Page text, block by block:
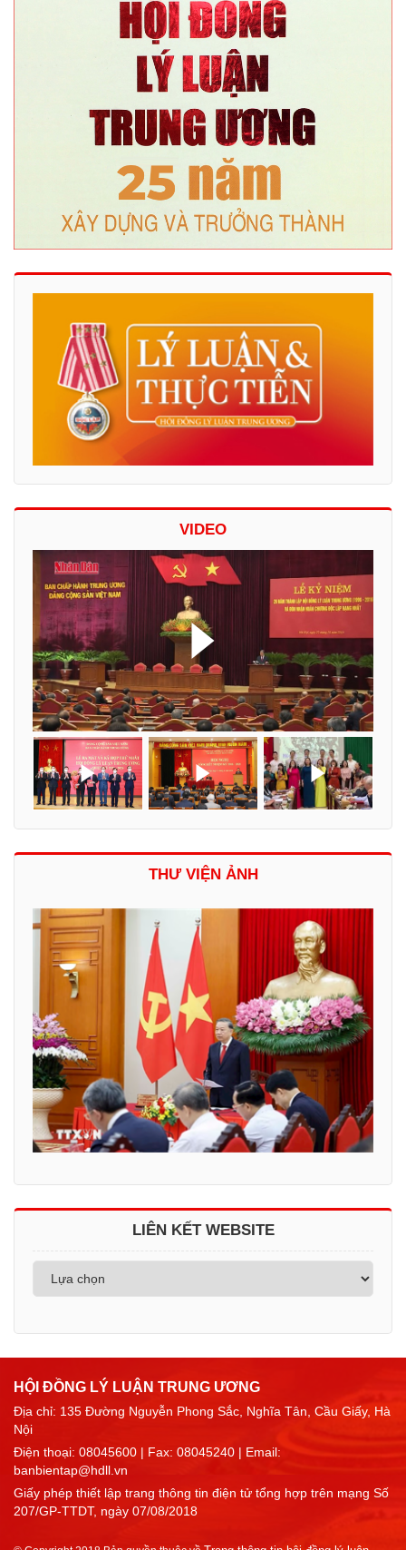
VIDEO
THƯ VIỆN ẢNH
LIÊN KẾT WEBSITE
HỘI ĐỒNG LÝ LUẬN TRUNG ƯƠNG
Địa chỉ: 135 Đường Nguyễn Phong Sắc, Nghĩa Tân, Cầu Giấy, Hà
Nội
Điện thoại: 08045600 | Fax: 08045240 | Email:
banbientap@hdll.vn
Giấy phép thiết lập trang thông tin điện tử tổng hợp trên mạng Số
207/GP-TTDT, ngày 07/08/2018